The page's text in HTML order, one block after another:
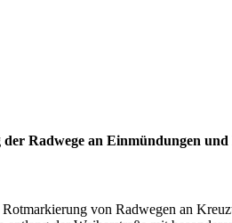
Radwege an Einmündungen
von Radwegen an